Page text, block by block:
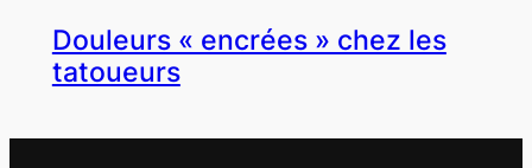
Douleurs « encrées » chez les
tatoueurs